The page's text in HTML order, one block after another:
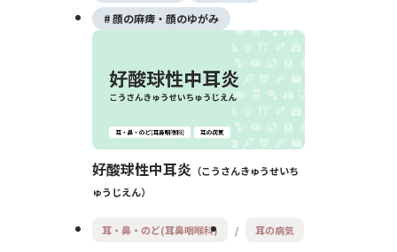
制薬で治療することが、聴力と命を守るうえ
でとても大切です。
顔の麻痺・顔のゆがみ
好酸球性中耳炎
こうさんきゅうせいち
ゅうじえん
耳・鼻・のど(耳鼻咽喉科) 耳の病気